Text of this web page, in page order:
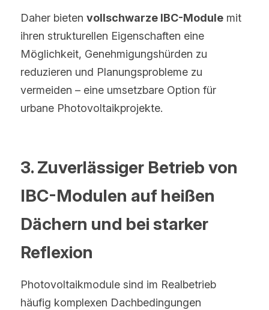
Daher bieten vollschwarze IBC-Module mit
ihren strukturellen Eigenschaften eine
Möglichkeit, Genehmigungshürden zu
reduzieren und Planungsprobleme zu
vermeiden – eine umsetzbare Option für
urbane Photovoltaikprojekte.
3. Zuverlässiger Betrieb von
IBC-Modulen auf heißen
Dächern und bei starker
Reflexion
Photovoltaikmodule sind im Realbetrieb
häufig komplexen Dachbedingungen